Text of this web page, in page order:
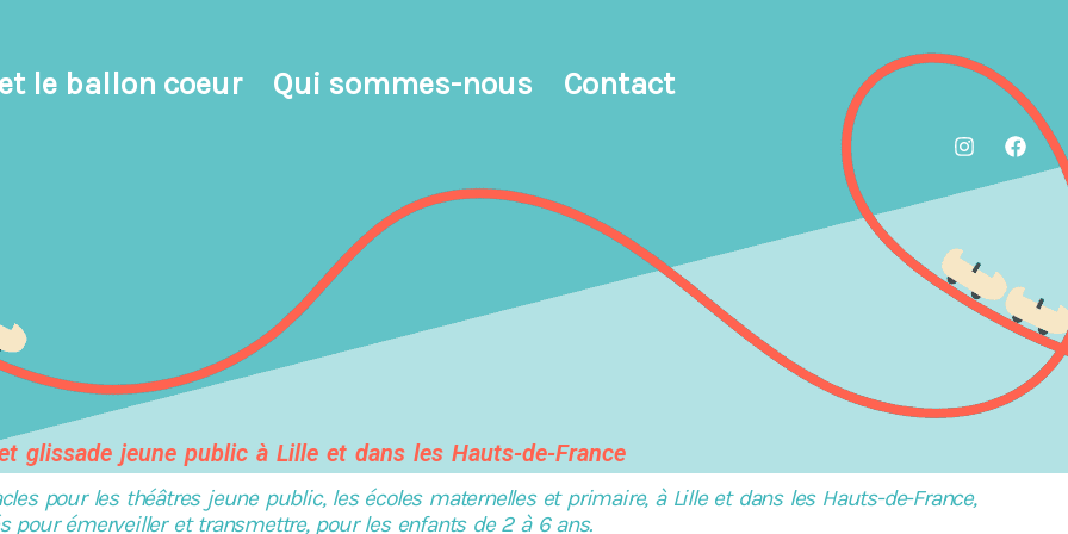
le ballon coeur Qui sommes-nous Contact
glissade jeune public à Lille et dans les Hauts-de-France
pour les théâtres jeune public, les écoles maternelles et primaire, à Lille et dans les Hauts-de-France,
pour émerveiller et transmettre, pour les enfants de 2 à 6 ans.